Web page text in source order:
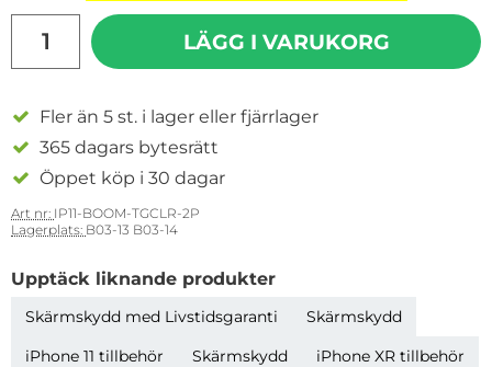
LÄGG I VARUKORG
Fler än 5 st. i lager eller fjärrlager
365 dagars bytesrätt
Öppet köp i 30 dagar
Art nr: IP11-BOOM-TGCLR-2P
Lagerplats: B03-13 B03-14
Upptäck liknande produkter
Skärmskydd med Livstidsgaranti
Skärmskydd
iPhone 11 tillbehör
Skärmskydd iPhone XR tillbehör